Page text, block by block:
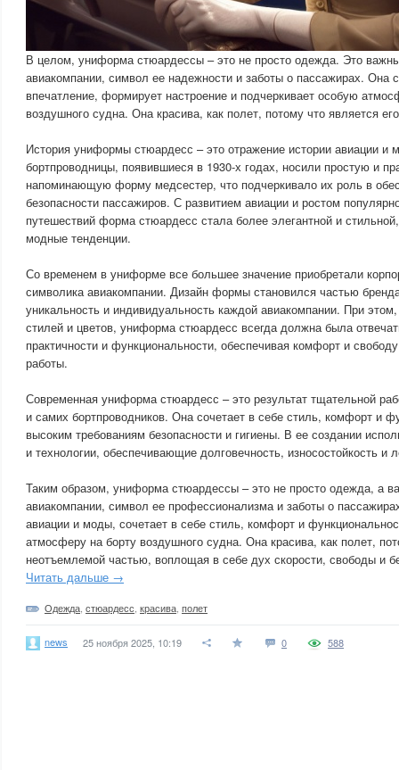
В целом, униформа стюардессы – это не просто одежда. Это
авиакомпании, символ ее надежности и заботы о пассажирах. Она
впечатление, формирует настроение и подчеркивает особую
воздушного судна. Она красива, как полет, потому что является
История униформы стюардесс – это отражение истории авиации и
бортпроводницы, появившиеся в 1930-х годах, носили простую и
напоминающую форму медсестер, что подчеркивало их роль в
безопасности пассажиров. С развитием авиации и ростом
путешествий форма стюардесс стала более элегантной и
модные тенденции.
Со временем в униформе все большее значение приобретали
символика авиакомпании. Дизайн формы становился частью
уникальность и индивидуальность каждой авиакомпании. При
стилей и цветов, униформа стюардесс всегда должна была
практичности и функциональности, обеспечивая комфорт и
работы.
Современная униформа стюардесс – это результат тщательной
и самих бортпроводников. Она сочетает в себе стиль, комфорт и
высоким требованиям безопасности и гигиены. В ее создании
и технологии, обеспечивающие долговечность, износостойкость и
Таким образом, униформа стюардессы – это не просто одежда, а
авиакомпании, символ ее профессионализма и заботы о
авиации и моды, сочетает в себе стиль, комфорт и
атмосферу на борту воздушного судна. Она красива, как полет,
неотъемлемой частью, воплощая в себе дух скорости, свободы и
Читать дальше →
Одежда стюардесс красива полет
news 25 ноября 2025, 10:19 0 588